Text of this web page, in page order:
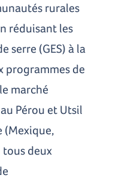
rurales
réduisant les
serre (GES) à la
programmes de
marché
Pérou et Utsil
(Mexique,
tous deux